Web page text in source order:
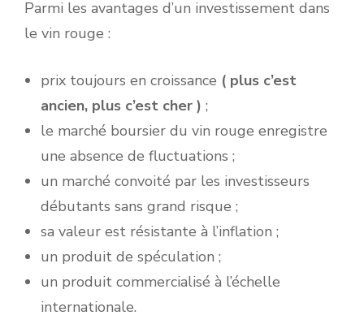
Parmi les avantages d’un investissement dans
le vin rouge :
prix toujours en croissance ( plus c’est
ancien, plus c’est cher ) ;
le marché boursier du vin rouge enregistre
une absence de fluctuations ;
un marché convoité par les investisseurs
débutants sans grand risque ;
sa valeur est résistante à l’inflation ;
un produit de spéculation ;
un produit commercialisé à l’échelle
internationale.